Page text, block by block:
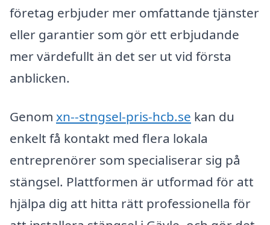
företag erbjuder mer omfattande tjänster
eller garantier som gör ett erbjudande
mer värdefullt än det ser ut vid första
anblicken.
Genom xn--stngsel-pris-hcb.se kan du
enkelt få kontakt med flera lokala
entreprenörer som specialiserar sig på
stängsel. Plattformen är utformad för att
hjälpa dig att hitta rätt professionella för